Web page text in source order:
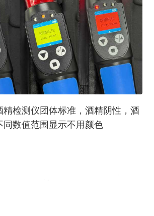
检测仪团体标准，酒精阴性，酒
数值范围显示不用颜色